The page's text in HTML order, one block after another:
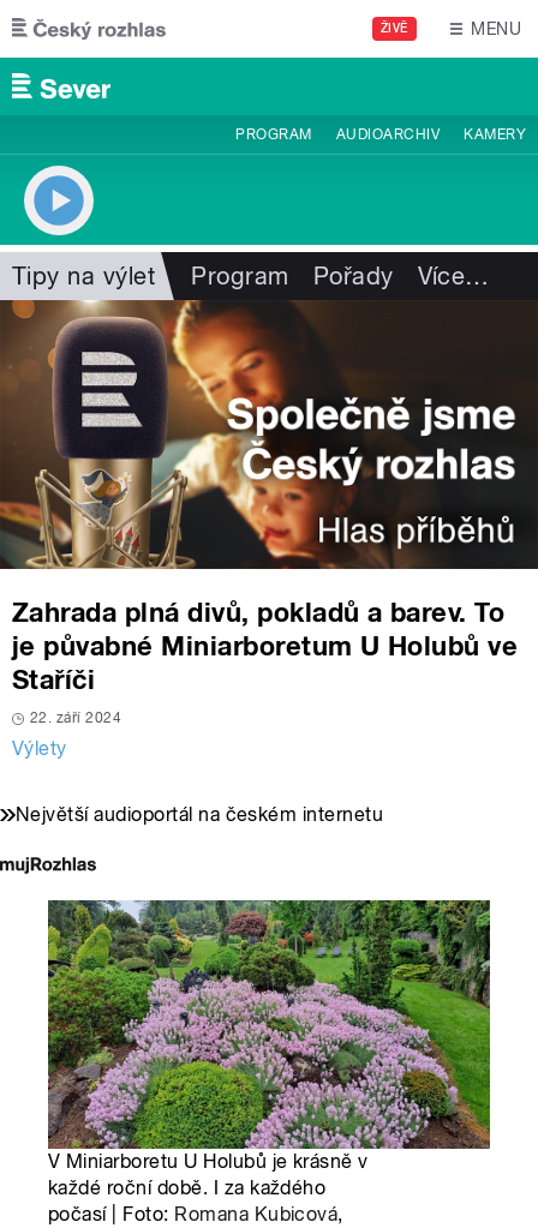
Přejít k hlavnímu obsahu
ŽIVĚ MENU
PROGRAM AUDIOARCHIV KAMERY
Tipy na výlet Program Pořady Více…
Zahrada plná divů, pokladů a barev. To
je půvabné Miniarboretum U Holubů ve
Staříči
22. září 2024
Výlety
Největší audioportál na českém internetu
V Miniarboretu U Holubů je krásně v
každé roční době. I za každého
počasí | Foto: Romana Kubicová,